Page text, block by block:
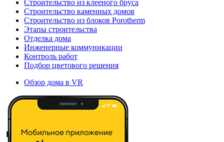
Строительство из клееного бруса
Строительство каменных домов
Строительство из блоков Porotherm
Этапы строительства
Отделка дома
Инженерные коммуникации
Контроль работ
Подбор цветового решения
Обзор дома в VR